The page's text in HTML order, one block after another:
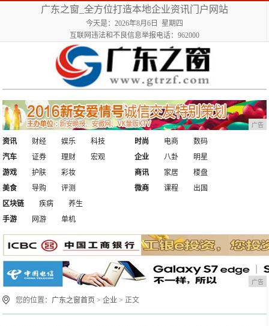
广东之窗_全方位打造本地企业资讯门户网站
今天是：2026年8月6日 星期四
互联网违法和不良信息举报电话：962000
广告
资讯 财经 娱乐
科技
汽车
证券 理财 宏观
时尚 电商
数码
企业
八卦
明星
游戏
护肤
彩妆
美食
导购 评测
商讯 家居
楼盘
微商
课程
出国
区块链
疾病
养生
手游
网游 单机
广告
您的位置： 广东之窗首页 >企业 > 正文